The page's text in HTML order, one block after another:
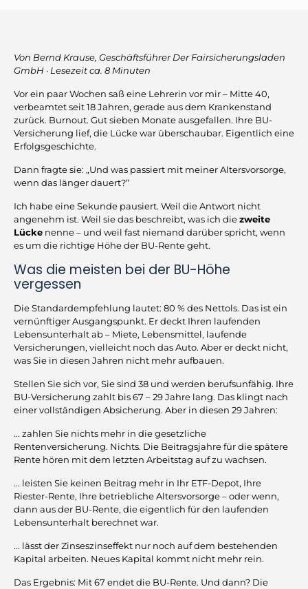
Von Bernd Krause, Geschäftsführer Der Fairsicherungsladen
GmbH · Lesezeit ca. 8 Minuten
Vor ein paar Wochen saß eine Lehrerin vor mir – Mitte 40,
verbeamtet seit 18 Jahren, gerade aus dem Krankenstand
zurück. Burnout. Gut sieben Monate ausgefallen. Ihre BU-
Versicherung lief, die Lücke war überschaubar. Eigentlich eine
Erfolgsgeschichte.
Dann fragte sie: „Und was passiert mit meiner Altersvorsorge,
wenn das länger dauert?“
Ich habe eine Sekunde pausiert. Weil die Antwort nicht
angenehm ist. Weil sie das beschreibt, was ich diezweite
Lücke nenne – und weil fast niemand darüber spricht, wenn
es um die richtige Höhe der BU-Rente geht.
Was die meisten bei der BU-Höhe
vergessen
Die Standardempfehlung lautet: 80 % des Nettols. Das ist ein
vernünftiger Ausgangspunkt. Er deckt Ihren laufenden
Lebensunterhalt ab – Miete, Lebensmittel, laufende
Versicherungen, vielleicht noch das Auto. Aber er deckt nicht,
was Sie in diesen Jahren nicht mehr aufbauen.
Stellen Sie sich vor, Sie sind 38 und werden berufsunfähig. Ihre
BU-Versicherung zahlt bis 67 – 29 Jahre lang. Das klingt nach
einer vollständigen Absicherung. Aber in diesen 29 Jahren:
... zahlen Sie nichts mehr in die gesetzliche
Rentenversicherung. Nichts. Die Beitragsjahre für die spätere
Rente hören mit dem letzten Arbeitstag auf zu wachsen.
... leisten Sie keinen Beitrag mehr in Ihr ETF-Depot, Ihre
Riester-Rente, Ihre betriebliche Altersvorsorge – oder wenn,
dann aus der BU-Rente, die eigentlich für den laufenden
Lebensunterhalt berechnet war.
... lässt der Zinseszinseffekt nur noch auf dem bestehenden
Kapital arbeiten. Neues Kapital kommt nicht mehr rein.
Das Ergebnis: Mit 67 endet die BU-Rente. Und dann? Die